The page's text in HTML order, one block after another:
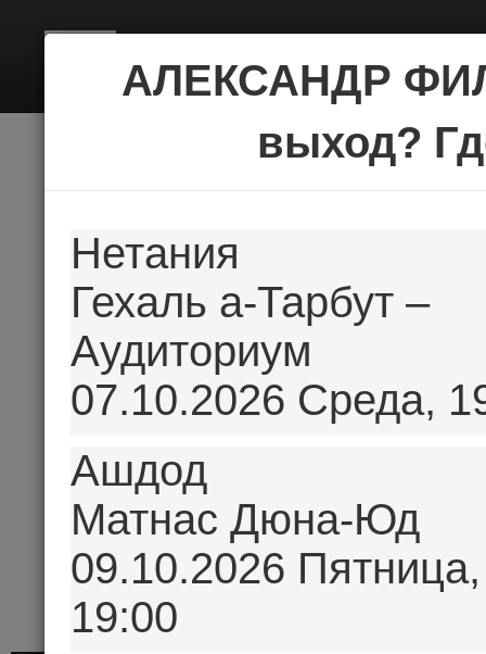
АЛЕКСАНДР
выход?
Нетания
Гехаль а-Тарбут –
Аудиториум
07.10.2026 Среда,
Ашдод
Матнас Дюна-Юд
09.10.2026 Пятница,
19:00